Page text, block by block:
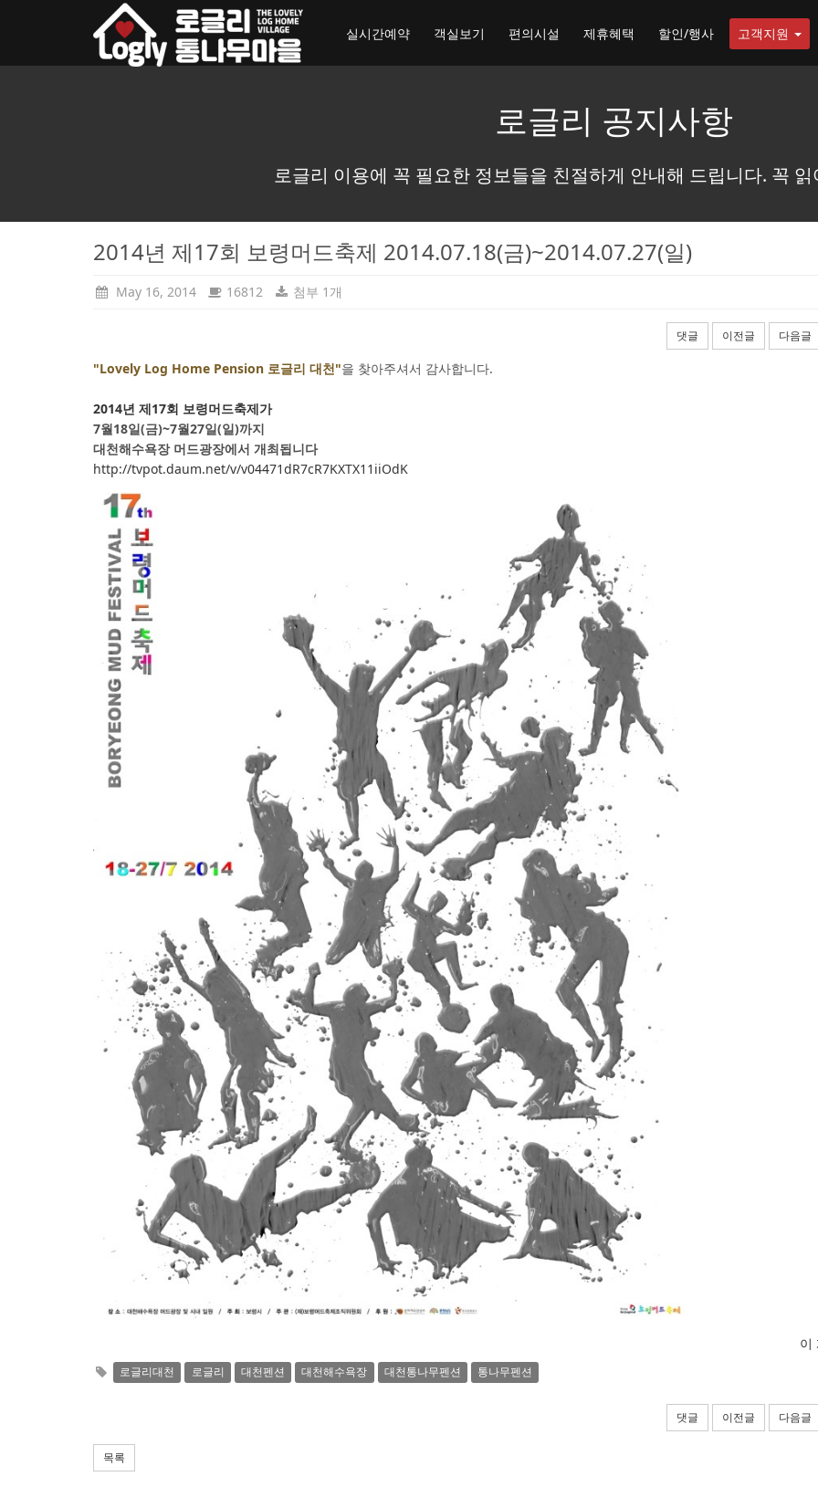
toggle_navigation
실시간예약
객실보기 편의시설 제휴혜택 할인/행사 고객지원
로글리 공지사항
로글리 이용에 꼭 필요한 정보들을 친절하게 안내해 드립니다. 꼭
2014년 제17회 보령머드축제 2014.07.18(금)~2014.07.27(일)
May 16, 2014 16812 첨부 1개
댓글 이전글 다음글
"Lovely Log Home Pension 로글리 대천"을 찾아주셔서 감사합니다.
2014년 제17회 보령머드축제가
7월18일(금)~7월27일(일)까지
대천해수욕장 머드광장에서 개최됩니다
http://tvpot.daum.net/v/v04471dR7cR7KXTX11iiOdK
이
로글리대천 로글리 대천펜션 대천해수욕장 대천통나무펜션 통나무펜션
댓글 이전글 다음글
목록